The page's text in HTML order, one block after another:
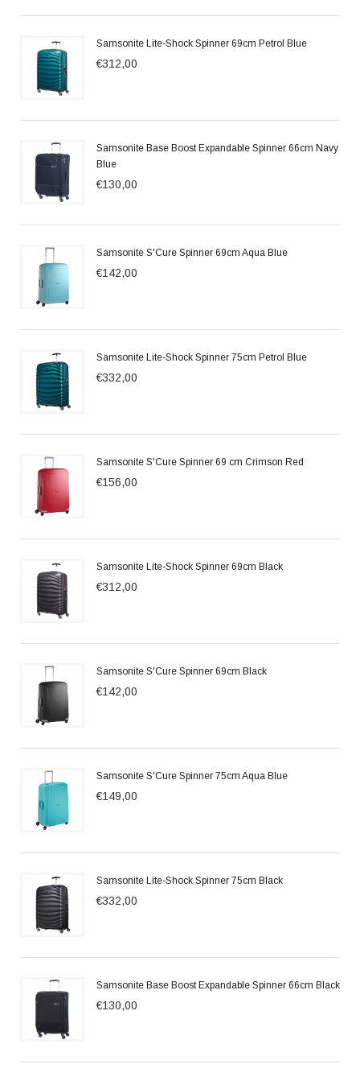
Samsonite Lite-Shock Spinner 69cm Petrol Blue
€312,00
Samsonite Base Boost Expandable Spinner 66cm Navy
Blue
€130,00
Samsonite S'Cure Spinner 69cm Aqua Blue
€142,00
Samsonite Lite-Shock Spinner 75cm Petrol Blue
€332,00
Samsonite S'Cure Spinner 69 cm Crimson Red
€156,00
Samsonite Lite-Shock Spinner 69cm Black
€312,00
Samsonite S'Cure Spinner 69cm Black
€142,00
Samsonite S'Cure Spinner 75cm Aqua Blue
€149,00
Samsonite Lite-Shock Spinner 75cm Black
€332,00
Samsonite Base Boost Expandable Spinner 66cm Black
€130,00